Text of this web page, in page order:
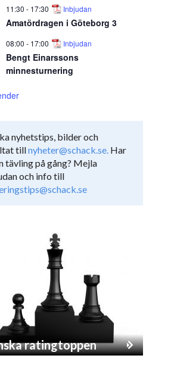
11:30 - 17:30 Inbjudan
Amatördragen i Göteborg 3
08:00 - 17:00 Inbjudan
Bengt Einarssons
minnesturnering
nyhetstips, bilder och
tillnyheter@schack.se. Har
tävling på gång? Mejla
och info till
ratingtoppen